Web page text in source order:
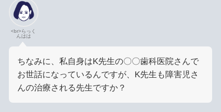
<br>らっく
んはは
ちなみに、私自身はK先生の〇〇歯科医院さんで
お世話になっているんですが、K先生も障害児さ
んの治療される先生ですか？